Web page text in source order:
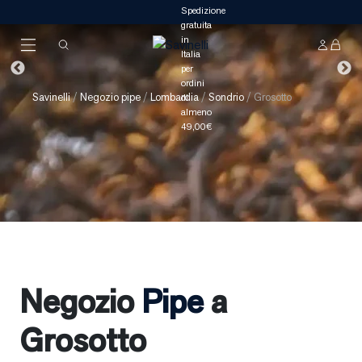
Savinelli/ Negozio pipe/Lombardia/Sondrio / Grosotto
Negozio Pipea
Grosotto